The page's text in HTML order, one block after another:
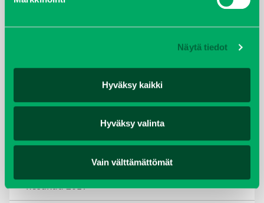
Näytä tiedot
Hyväksy kaikki
Hyväksy valinta
Vain välttämättömät
elokuu 2018
kesäkuu 2017